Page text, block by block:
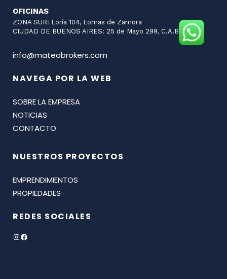
OFICINAS
ZONA SUR: Loria 104, Lomas de Zamora
CIUDAD DE BUENOS AIRES: 25 de Mayo 299, C.A.B.A.
info@mateobrokers.com
NAVEGA POR LA WEB
SOBRE LA EMPRESA
NOTICIAS
CONTACTO
NUESTROS PROYECTOS
EMPRENDIMIENTOS
PROPIEDADES
REDES SOCIALES